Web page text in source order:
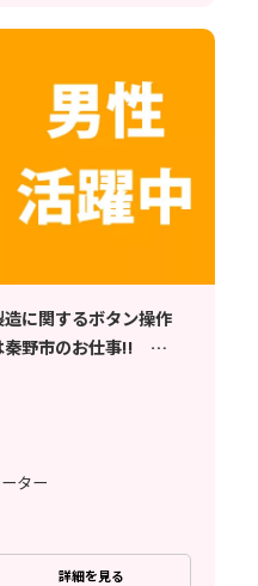
造に関するボタン操作
秦野市のお仕事!!
ター
詳細を見る